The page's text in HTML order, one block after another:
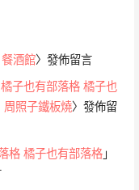
餐酒館〉發佈留言
子也有部落格 橘子也
周照子鐵板燒〉發佈留
格 橘子也有部落格 」